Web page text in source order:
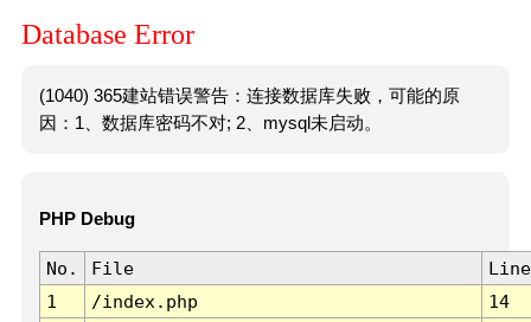
Database Error
(1040) 365建站错误警告：连接数据库失败，可能的原
因：1、数据库密码不对; 2、mysql未启动。
PHP Debug
No. File
Line
1
/index.php 14